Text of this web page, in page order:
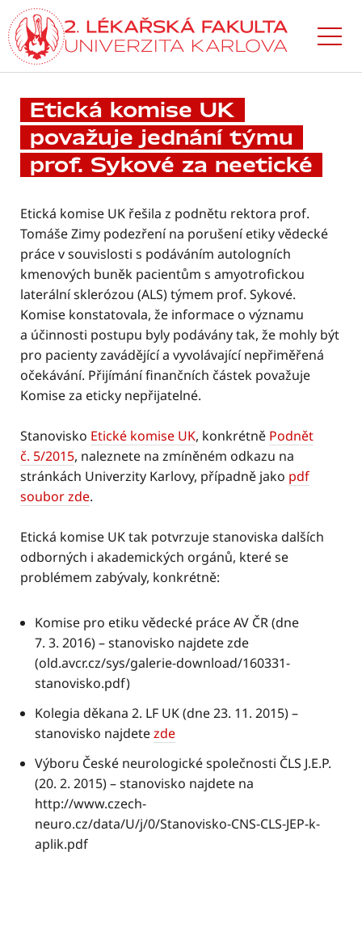
Přejít
k hlavnímu
obsahu
Etická komise UK
považuje jednání týmu
prof. Sykové za neetické
Etická komise UK řešila z podnětu rektora prof.
Tomáše Zimy podezření na porušení etiky vědecké
práce v souvislosti s podáváním autologních
kmenových buněk pacientům s amyotrofickou
laterální sklerózou (ALS) týmem prof. Sykové.
Komise konstatovala, že informace o významu
a účinnosti postupu byly podávány tak, že mohly být
pro pacienty zavádějící a vyvolávající nepřiměřená
očekávání. Přijímání finančních částek považuje
Komise za eticky nepřijatelné.
Stanovisko Etické komise UK, konkrétně Podnět
č. 5/2015, naleznete na zmíněném odkazu na
stránkách Univerzity Karlovy, případně jako pdf
soubor zde.
Etická komise UK tak potvrzuje stanoviska dalších
odborných i akademických orgánů, které se
problémem zabývaly, konkrétně:
Komise pro etiku vědecké práce AV ČR (dne
7. 3. 2016) – stanovisko najdete zde
(old.avcr.cz/sys/galerie-download/160331-
stanovisko.pdf)
Kolegia děkana 2. LF UK (dne 23. 11. 2015) –
stanovisko najdetezde
Výboru České neurologické společnosti ČLS J.E.P.
(20. 2. 2015) – stanovisko najdete na
http://www.czech-
neuro.cz/data/U/j/0/Stanovisko-CNS-CLS-JEP-k-
aplik.pdf